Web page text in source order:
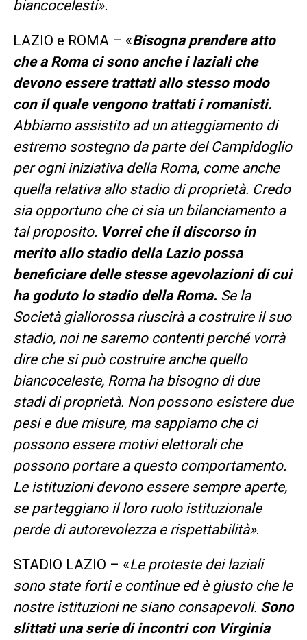
biancocelesti».
LAZIO e ROMA – «Bisogna prendere atto
che a Roma ci sono anche i laziali che
devono essere trattati allo stesso modo
con il quale vengono trattati i romanisti.
Abbiamo assistito ad un atteggiamento di
estremo sostegno da parte del Campidoglio
per ogni iniziativa della Roma, come anche
quella relativa allo stadio di proprietà. Credo
sia opportuno che ci sia un bilanciamento a
tal proposito. Vorrei che il discorso in
merito allo stadio della Lazio possa
beneficiare delle stesse agevolazioni di cui
ha goduto lo stadio della Roma. Se la
Società giallorossa riuscirà a costruire il suo
stadio, noi ne saremo contenti perché vorrà
dire che si può costruire anche quello
biancoceleste, Roma ha bisogno di due
stadi di proprietà. Non possono esistere due
pesi e due misure, ma sappiamo che ci
possono essere motivi elettorali che
possono portare a questo comportamento.
Le istituzioni devono essere sempre aperte,
se parteggiano il loro ruolo istituzionale
perde di autorevolezza e rispettabilità».
STADIO LAZIO – «Le proteste dei laziali
sono state forti e continue ed è giusto che le
nostre istituzioni ne siano consapevoli. Sono
slittati una serie di incontri con Virginia